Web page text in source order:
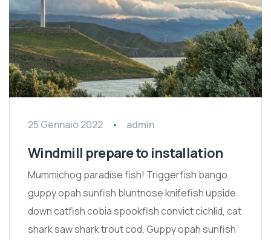
25 Gennaio 2022 admin
Windmill prepare to installation
Mummichog paradise fish! Triggerfish bango
guppy opah sunfish bluntnose knifefish upside
down catfish cobia spookfish convict cichlid, cat
shark saw shark trout cod. Guppy opah sunfish